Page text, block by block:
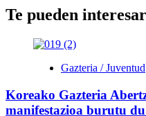
Te pueden interesar
Gazteria / Juventud
Koreako Gazteria
manifestazioa burutu